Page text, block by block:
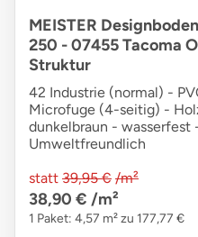
MEISTER
250 - 07455 Tacoma
Struktur
42 Industrie (normal) -
Microfuge (4-seitig) -
dunkelbraun - wasserfest
Umweltfreundlich
statt 39,95 € /m²
38,90 € /m²
1 Paket: 4,57 m² zu 177,77 €